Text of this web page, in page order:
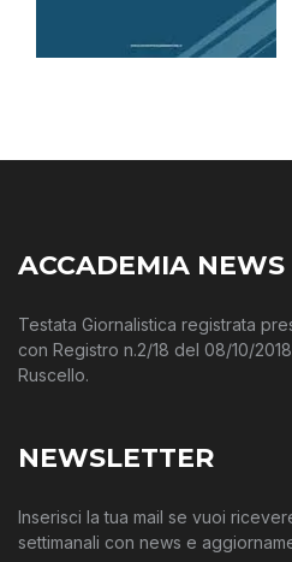
ACCADEMIA NEWS
Testata Giornalistica registrata
con Registro n.2/18 del 08/10/
Ruscello.
NEWSLETTER
Inserisci la tua mail se vuoi
settimanali con news e